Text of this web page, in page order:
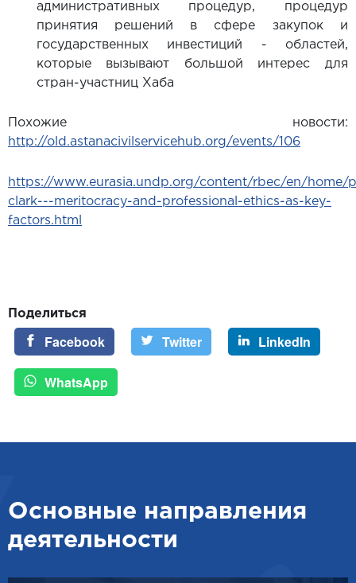
административных процедур, процедур
принятия решений в сфере закупок и
государственных инвестиций - областей,
которые вызывают большой интерес для
стран-участниц Хаба
Похожие новости:
http://old.astanacivilservicehub.org/events/106
https://www.eurasia.undp.org/content/rbec/en/home/
clark---meritocracy-and-professional-ethics-as-key-
factors.html
Поделиться
Facebook Twitter LinkedIn
WhatsApp
Основные направления
деятельности